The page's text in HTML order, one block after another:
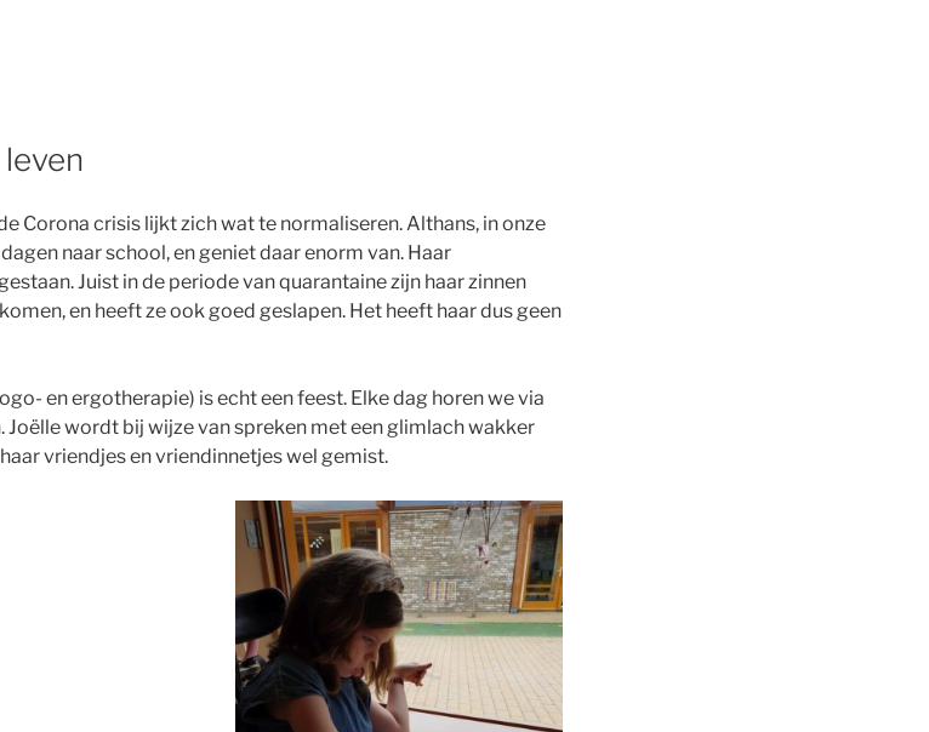
Corona crisis lijkt zich wat te normaliseren. Althans, in onze
naar school, en geniet daar enorm van. Haar
Juist in de periode van quarantaine zijn haar zinnen
en heeft ze ook goed geslapen. Het heeft haar dus geen
en ergotherapie) is echt een feest. Elke dag horen we via
wordt bij wijze van spreken met een glimlach wakker
vriendjes en vriendinnetjes wel gemist.